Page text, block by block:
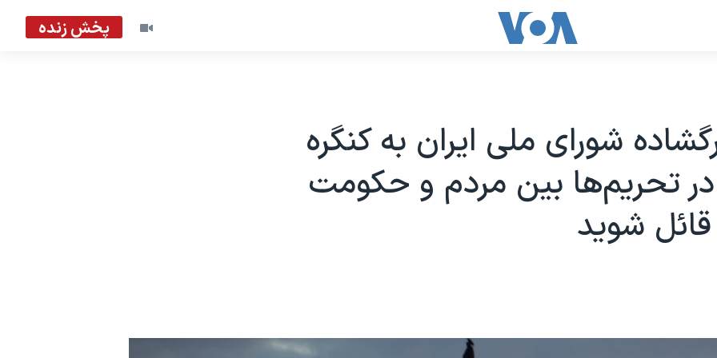
پخش زنده
شورای ملی ایران به کنگره
در تحریم‌ها بین مردم و حکومت
شوید